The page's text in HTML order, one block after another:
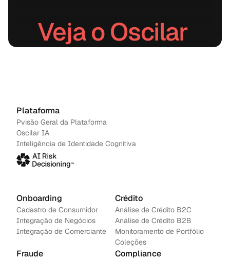
Veja o Oscilar
Plataforma
Pvisão Geral da Plataforma
Oscilar IA
Inteligência de Identidade Cognitiva
Onboarding
Cadastro de Consumidor
Integração de Negócios
Integração de Comerciante
Crédito
Análise de Crédito B2C
Análise de Crédito B2B
Monitoramento de Portfólio
Coleções
Fraude Compliance